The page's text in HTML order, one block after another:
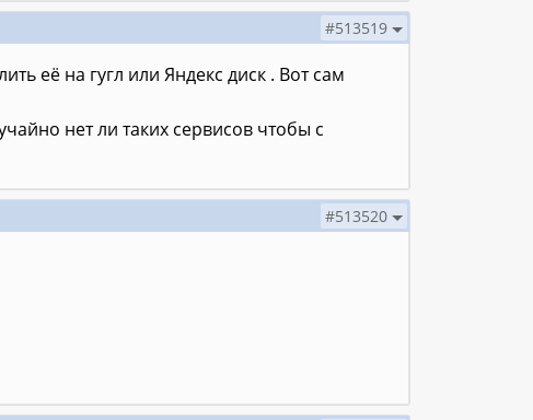
#513519
её на гугл или Яндекс диск . Вот сам
нет ли таких сервисов чтобы с
#513520